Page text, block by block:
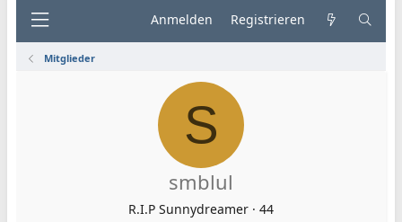
Anmelden Registrieren
Mitglieder
S
smblul
R.I.P Sunnydreamer · 44